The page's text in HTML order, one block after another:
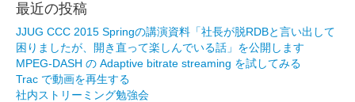
最近の投稿
JJUG CCC 2015 Springの講演資料「社長が脱RDBと言い出して
困りましたが、開き直って楽しんでいる話」を公開します
MPEG-DASH の Adaptive bitrate streaming を試してみる
Trac で動画を再生する
社内ストリーミング勉強会